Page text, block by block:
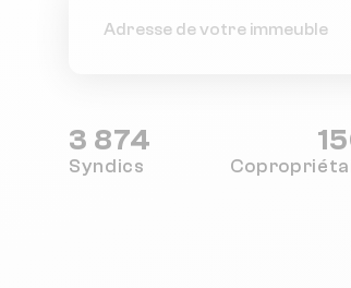
3 874
Syndics